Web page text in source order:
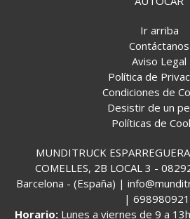
Ir arriba
Contáctanos
Aviso Legal
Política de
Condiciones de
Desistir de un
Políticas de
MUNDITRUCK
COMELLES, 2B LOCAL 3 -
Barcelona - (España) |
| 698980921
Horario: Lunes a viernes de 9 a